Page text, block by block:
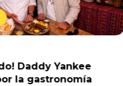
Virales
¡Juntos por
reaccionaron